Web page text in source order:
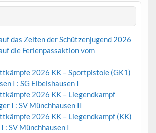
das Zelten der Schützenjugend 2026
die Ferienpassaktion vom
2026 KK – Sportpistole (GK1)
I : SG Eibelshausen I
2026 KK – Liegendkampf
I : SV Münchhausen II
2026 KK – Liegendkampf (KK)
: SV Münchhausen I